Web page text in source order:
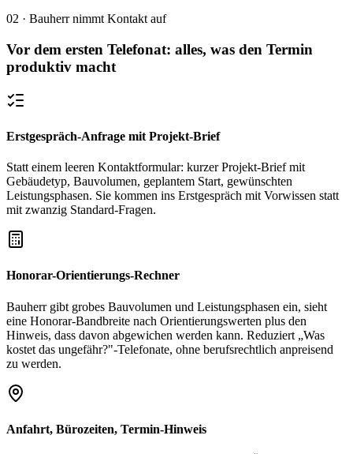
02 · Bauherr nimmt Kontakt auf
Vor dem ersten Telefonat: alles, was den Termin
produktiv macht
Erstgespräch-Anfrage mit Projekt-Brief
Statt einem leeren Kontaktformular: kurzer Projekt-Brief mit
Gebäudetyp, Bauvolumen, geplantem Start, gewünschten
Leistungsphasen. Sie kommen ins Erstgespräch mit Vorwissen statt
mit zwanzig Standard-Fragen.
Honorar-Orientierungs-Rechner
Bauherr gibt grobes Bauvolumen und Leistungsphasen ein, sieht
eine Honorar-Bandbreite nach Orientierungswerten plus den
Hinweis, dass davon abgewichen werden kann. Reduziert „Was
kostet das ungefähr?"-Telefonate, ohne berufsrechtlich anpreisend
zu werden.
Anfahrt, Bürozeiten, Termin-Hinweis